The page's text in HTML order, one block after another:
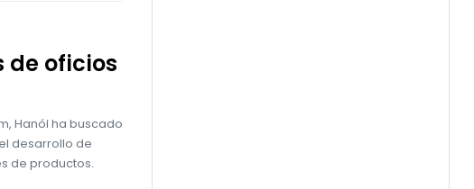
de oficios
Hanói ha buscado
desarrollo de
de productos.